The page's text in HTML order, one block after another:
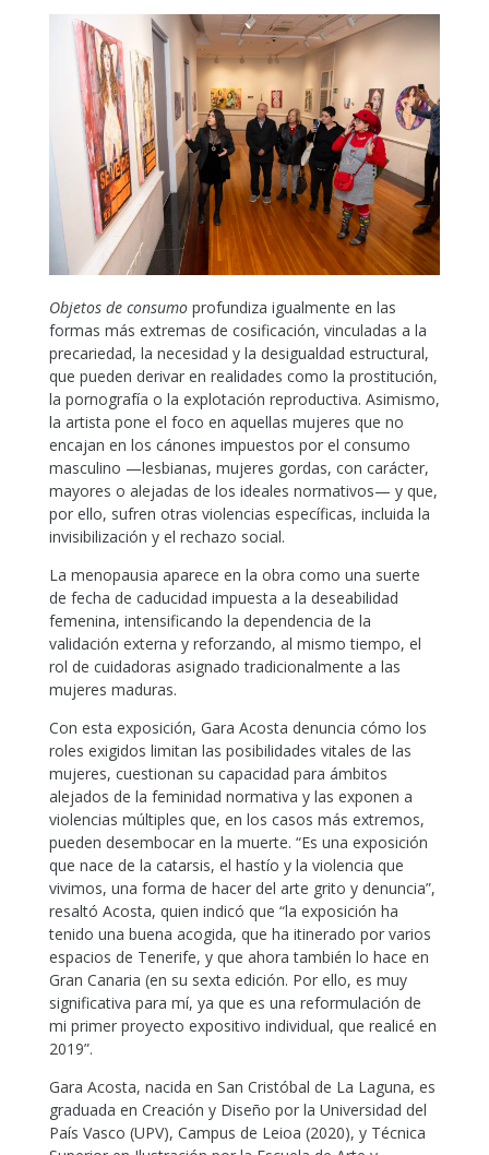
Objetos de consumoprofundiza igualmente en las
formas más extremas de cosificación, vinculadas a la
precariedad, la necesidad y la desigualdad estructural,
que pueden derivar en realidades como la prostitución,
la pornografía o la explotación reproductiva. Asimismo,
la artista pone el foco en aquellas mujeres que no
encajan en los cánones impuestos por el consumo
masculino —lesbianas, mujeres gordas, con carácter,
mayores o alejadas de los ideales normativos— y que,
por ello, sufren otras violencias específicas, incluida la
invisibilización y el rechazo social.
La menopausia aparece en la obra como una suerte
de fecha de caducidad impuesta a la deseabilidad
femenina, intensificando la dependencia de la
validación externa y reforzando, al mismo tiempo, el
rol de cuidadoras asignado tradicionalmente a las
mujeres maduras.
Con esta exposición, Gara Acosta denuncia cómo los
roles exigidos limitan las posibilidades vitales de las
mujeres, cuestionan su capacidad para ámbitos
alejados de la feminidad normativa y las exponen a
violencias múltiples que, en los casos más extremos,
pueden desembocar en la muerte. “Es una exposición
que nace de la catarsis, el hastío y la violencia que
vivimos, una forma de hacer del arte grito y denuncia”,
resaltó Acosta, quien indicó que “la exposición ha
tenido una buena acogida, que ha itinerado por varios
espacios de Tenerife, y que ahora también lo hace en
Gran Canaria (en su sexta edición. Por ello, es muy
significativa para mí, ya que es una reformulación de
mi primer proyecto expositivo individual, que realicé en
2019”.
Gara Acosta, nacida en San Cristóbal de La Laguna, es
graduada en Creación y Diseño por la Universidad del
País Vasco (UPV), Campus de Leioa (2020), y Técnica